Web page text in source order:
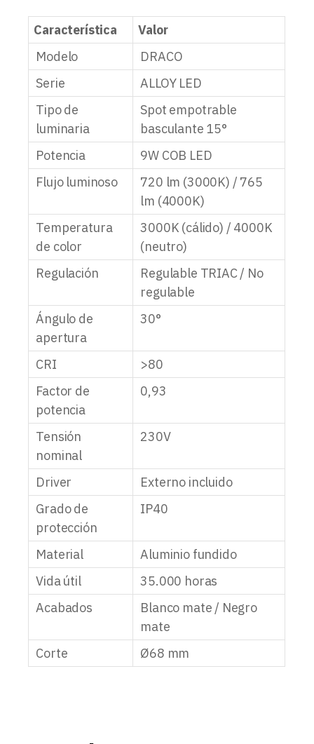
Característica
Valor
Modelo
DRACO
Serie
ALLOY LED
Tipo de
luminaria
Spot empotrable
basculante 15°
Potencia
9W COB LED
Flujo luminoso
720 lm (3000K) / 765
lm (4000K)
Temperatura
de color
3000K (cálido) / 4000K
(neutro)
Regulación
Regulable TRIAC / No
regulable
Ángulo de
apertura
30°
CRI
>80
Factor de
potencia
0,93
Tensión
nominal
230V
Driver
Externo incluido
Grado de
protección
IP40
Material
Aluminio fundido
Vida útil
35.000 horas
Acabados
Blanco mate / Negro
mate
Corte
Ø68 mm